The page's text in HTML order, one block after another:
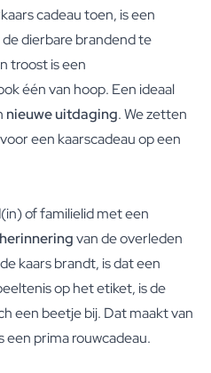
cadeau toen, is een
dierbare brandend te
troost is een
één van hoop. Een ideaal
nieuwe uitdaging. We zetten
een kaarscadeau op een
of familielid met een
herinneringvan de overleden
kaars brandt, is dat een
op het etiket, is de
een beetje bij. Dat maakt van
een prima rouwcadeau.